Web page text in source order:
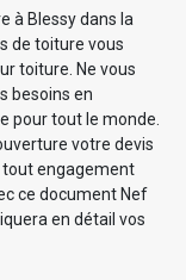
à Blessy dans la
de toiture vous
toiture. Ne vous
besoins en
pour tout le monde.
votre devis
engagement
ce document Nef
en détail vos